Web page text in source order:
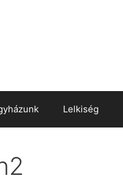
Lelkiség